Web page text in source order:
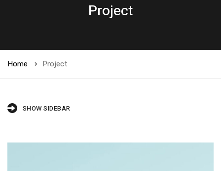
Project
Home Project
SHOW SIDEBAR